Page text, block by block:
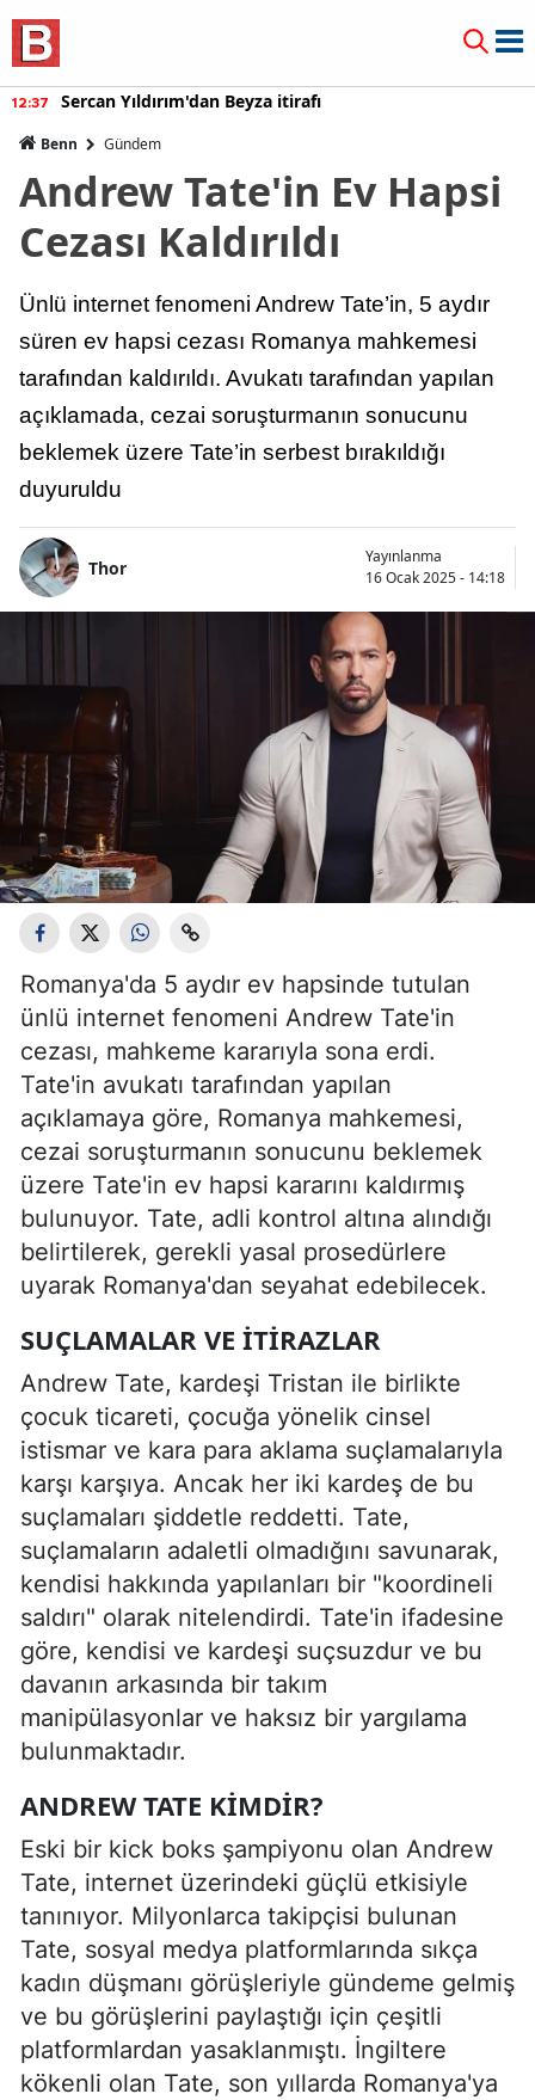
12:37 Sercan Yıldırım'dan Beyza itirafı
Benn Gündem
Andrew Tate'in Ev Hapsi
Cezası Kaldırıldı
Ünlü internet fenomeni Andrew Tate’in, 5 aydır
süren ev hapsi cezası Romanya mahkemesi
tarafından kaldırıldı. Avukatı tarafından yapılan
açıklamada, cezai soruşturmanın sonucunu
beklemek üzere Tate’in serbest bırakıldığı
duyuruldu
Thor
Yayınlanma
16 Ocak 2025 - 14:18
Romanya'da 5 aydır ev hapsinde tutulan
ünlü internet fenomeni Andrew Tate'in
cezası, mahkeme kararıyla sona erdi.
Tate'in avukatı tarafından yapılan
açıklamaya göre, Romanya mahkemesi,
cezai soruşturmanın sonucunu beklemek
üzere Tate'in ev hapsi kararını kaldırmış
bulunuyor. Tate, adli kontrol altına alındığı
belirtilerek, gerekli yasal prosedürlere
uyarak Romanya'dan seyahat edebilecek.
SUÇLAMALAR VE İTIRAZLAR
Andrew Tate, kardeşi Tristan ile birlikte
çocuk ticareti, çocuğa yönelik cinsel
istismar ve kara para aklama suçlamalarıyla
karşı karşıya. Ancak her iki kardeş de bu
suçlamaları şiddetle reddetti. Tate,
suçlamaların adaletli olmadığını savunarak,
kendisi hakkında yapılanları bir "koordineli
saldırı" olarak nitelendirdi. Tate'in ifadesine
göre, kendisi ve kardeşi suçsuzdur ve bu
davanın arkasında bir takım
manipülasyonlar ve haksız bir yargılama
bulunmaktadır.
ANDREW TATE KIMDIR?
Eski bir kick boks şampiyonu olan Andrew
Tate, internet üzerindeki güçlü etkisiyle
tanınıyor. Milyonlarca takipçisi bulunan
Tate, sosyal medya platformlarında sıkça
kadın düşmanı görüşleriyle gündeme gelmiş
ve bu görüşlerini paylaştığı için çeşitli
platformlardan yasaklanmıştı. İngiltere
kökenli olan Tate, son yıllarda Romanya'ya